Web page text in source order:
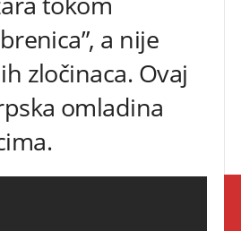
a nije
zločinaca. Ovaj
omladina